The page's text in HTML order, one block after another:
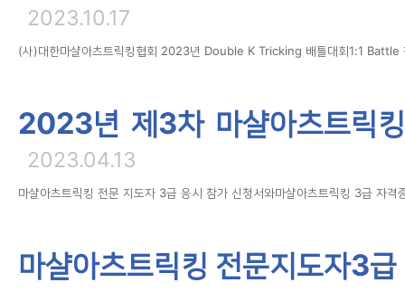
2023.10.17
(사)대한마샬아츠트릭킹협회 2023년 Double K Tricking 배틀대회1:1
2023년 제3차 마샬아츠트릭
2023.04.13
마샬아츠트릭킹 전문 지도자 3급 응시 참가 신청서와마샬아츠트릭킹 3급 자격
마샬아츠트릭킹 전문지도자3